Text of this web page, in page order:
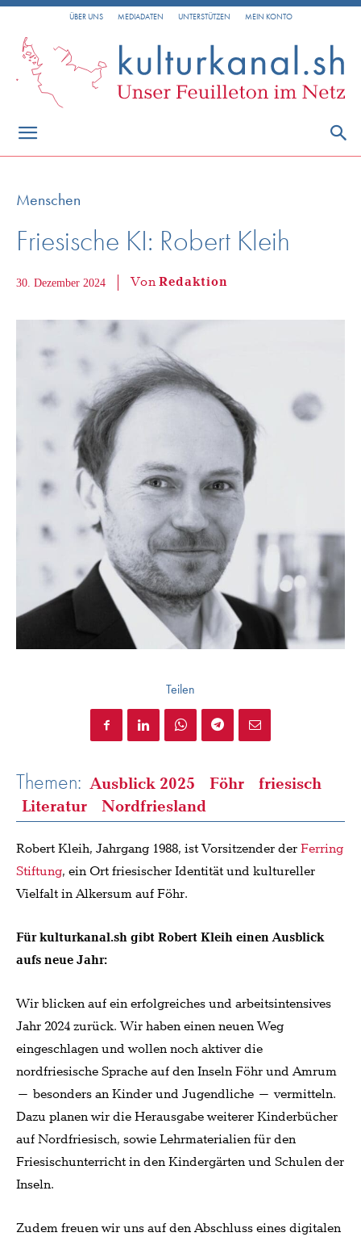
ÜBER UNS MEDIADATEN UNTERSTÜTZEN MEIN KONTO
Menschen
Friesische KI: Robert Kleih
30. Dezember 2024 VonRedaktion
Teilen
Themen: Ausblick 2025 Föhr
friesisch
Literatur
Nordfriesland
Robert Kleih, Jahrgang 1988, ist Vorsitzender derFerring
Stiftung, ein Ort friesischer Identität und kultureller
Vielfalt in Alkersum auf Föhr.
Für kulturkanal.sh gibt Robert Kleih einen Ausblick
aufs neue Jahr:
Wir blicken auf ein erfolgreiches und arbeitsintensives
Jahr 2024 zurück. Wir haben einen neuen Weg
eingeschlagen und wollen noch aktiver die
nordfriesische Sprache auf den Inseln Föhr und Amrum
– besonders an Kinder und Jugendliche – vermitteln.
Dazu planen wir die Herausgabe weiterer Kinderbücher
auf Nordfriesisch, sowie Lehrmaterialien für den
Friesischunterricht in den Kindergärten und Schulen der
Inseln.
Zudem freuen wir uns auf den Abschluss eines digitalen